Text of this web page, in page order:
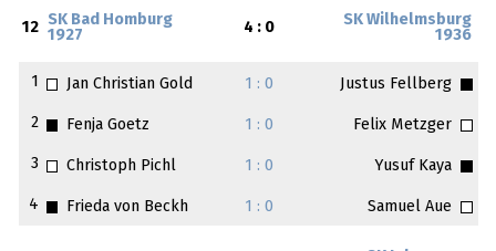
12
SK Bad Homburg
1927
4 : 0
SK Wilhelmsburg
1936
1 Jan Christian Gold 1 : 0 Justus Fellberg
2 Fenja Goetz 1 : 0 Felix Metzger
3 Christoph Pichl 1 : 0 Yusuf Kaya
4 Frieda von Beckh 1 : 0 Samuel Aue